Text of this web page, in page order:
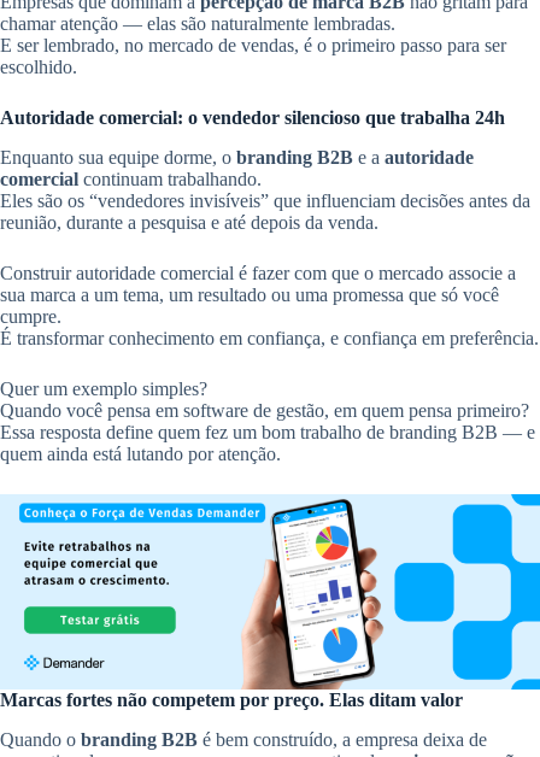
chamar atenção — elas são naturalmente lembradas.
E ser lembrado, no mercado de vendas, é o primeiro passo para ser
escolhido.
Autoridade comercial: o vendedor silencioso que trabalha 24h
Enquanto sua equipe dorme, o branding B2B e a autoridade
comercial continuam trabalhando.
Eles são os “vendedores invisíveis” que influenciam decisões antes da
reunião, durante a pesquisa e até depois da venda.
Construir autoridade comercial é fazer com que o mercado associe a
sua marca a um tema, um resultado ou uma promessa que só você
cumpre.
É transformar conhecimento em confiança, e confiança em preferência.
Quer um exemplo simples?
Quando você pensa em software de gestão, em quem pensa primeiro?
Essa resposta define quem fez um bom trabalho de branding B2B — e
quem ainda está lutando por atenção.
Marcas fortes não competem por preço. Elas ditam valor
Quando o branding B2B é bem construído, a empresa deixa de